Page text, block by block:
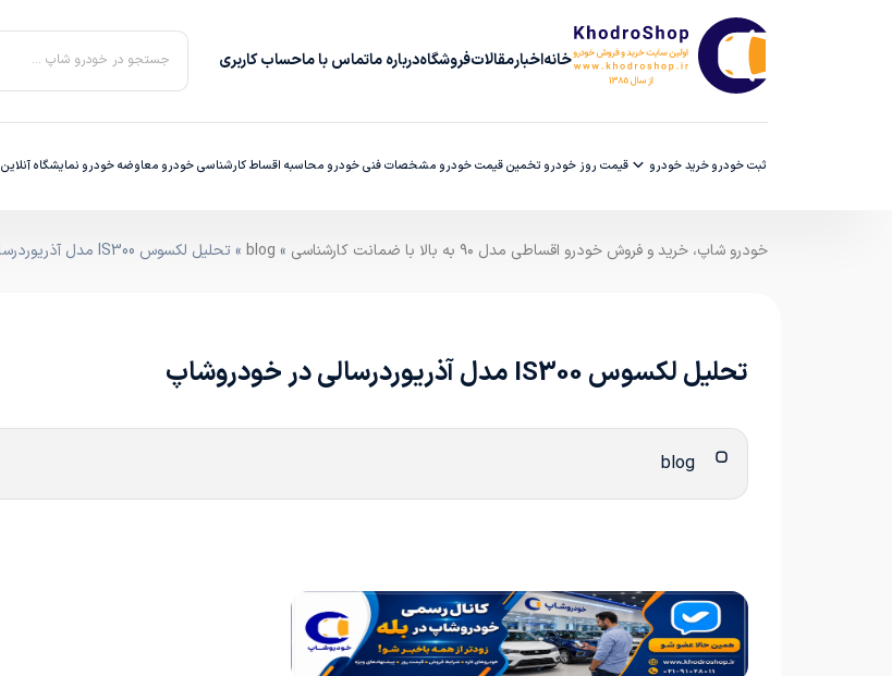
خانهاخبارمقالاتفروشگاهدرباره‌ ماتماس با ماحساب کاربری جستجو در خودرو شاپ ...
ثبت خودروخرید خودرو قیمت روز خودرو تخمین قیمت خودرو مشخصات فنی خودرو محاسبه اقساطکارشناسی خودرو معاوضه خودرو نمایشگاه آنلاین
خودرو شاپ، خرید و فروش خودرو اقساطی مدل ۹۰ به بالا با ضمانت کارشناسی »
blog » تحلیل لکسوس IS300 مدل آذریوردرسالی در خودروشاپ
تحلیل لکسوس IS300 مدل آذریوردرسالی در خودروشاپ